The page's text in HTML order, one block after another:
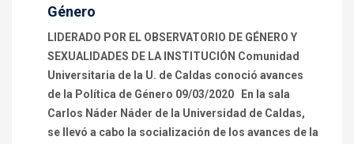
Género
LIDERADO POR EL OBSERVATORIO DE GÉNERO Y
SEXUALIDADES DE LA INSTITUCIÓN Comunidad
Universitaria de la U. de Caldas conoció avances
de la Política de Género 09/03/2020 En la sala
Carlos Náder Náder de la Universidad de Caldas,
se llevó a cabo la socialización de los avances de la